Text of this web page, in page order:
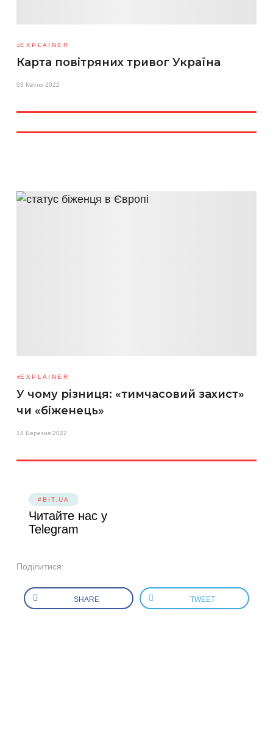
EXPLAINER
Карта повітряних тривог Україна
03 Квітня 2022
EXPLAINER
У чому різниця: «тимчасовий захист»
чи «біженець»
14 Березня 2022
#BIT.UA
Читайте нас у
Telegram
Поділитися:
SHARE TWEET